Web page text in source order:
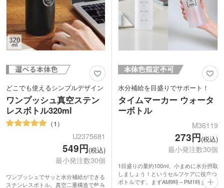
どこでも使えるシンプルデザイン
ワンプッシュ真空ステン
レスボトル320ml
1
U2375681
549円(税込)
最小発注数30個
ワンプッシュでサッと水分補給ができる
ステンレスボトル。真空二重構造で飲み
水分補給を目盛りでサポート！
タイムマーカー ウォータ
ーボトル
M36119
273円(税込)
最小発注数30個
1目盛りの量約100ml、小まめに水分摂取
しましょう！というセルフケアに役立つ
ボトルです。まずAM9時～PM1時まで飲